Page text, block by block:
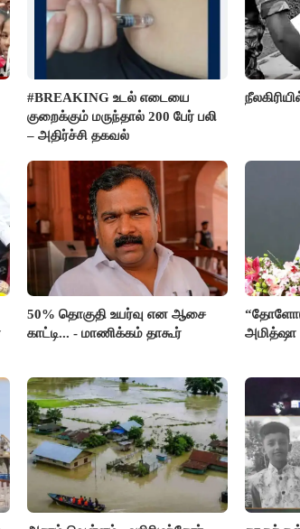
#BREAKING உடல் எடையை
குறைக்கும் மருந்தால் 200 பேர் பலி
– அதிர்ச்சி தகவல்
50% தொகுதி உயர்வு என ஆசை
காட்டி... - மாணிக்கம் தாகூர்
அமித்ஷா